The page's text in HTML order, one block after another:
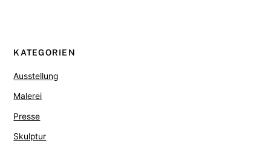
KATEGORIEN
Ausstellung
Malerei
Presse
Skulptur